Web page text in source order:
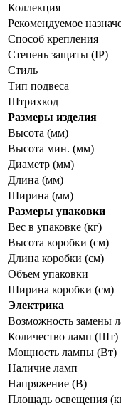
Коллекция
Рекомендуемое
Способ крепления
Степень защиты (IP)
Стиль
Тип подвеса
Штрихкод
Размеры изделия
Высота (мм)
Высота мин. (мм)
Диаметр (мм)
Длина (мм)
Ширина (мм)
Размеры упаковки
Вес в упаковке (кг)
Высота коробки (см)
Длина коробки (см)
Объем упаковки
Ширина коробки (см)
Электрика
Возможность замены
Количество ламп (Шт)
Мощность лампы (Вт)
Наличие ламп
Напряжение (В)
Площадь освещения